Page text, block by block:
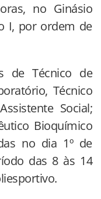
no Ginásio
I, por ordem de
de Técnico de
Técnico
Social;
Bioquímico
no dia 1º de
das 8 às 14